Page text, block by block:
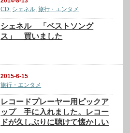
CD シェネル ,旅行・エンタメ
シェネル 「ベストソング
ス」 買いました
2015-6-15
旅行・エンタメ
レコードプレーヤー用ピックア
ップ 手に入れました。レコー
ドが久しぶりに聴けて懐かしい